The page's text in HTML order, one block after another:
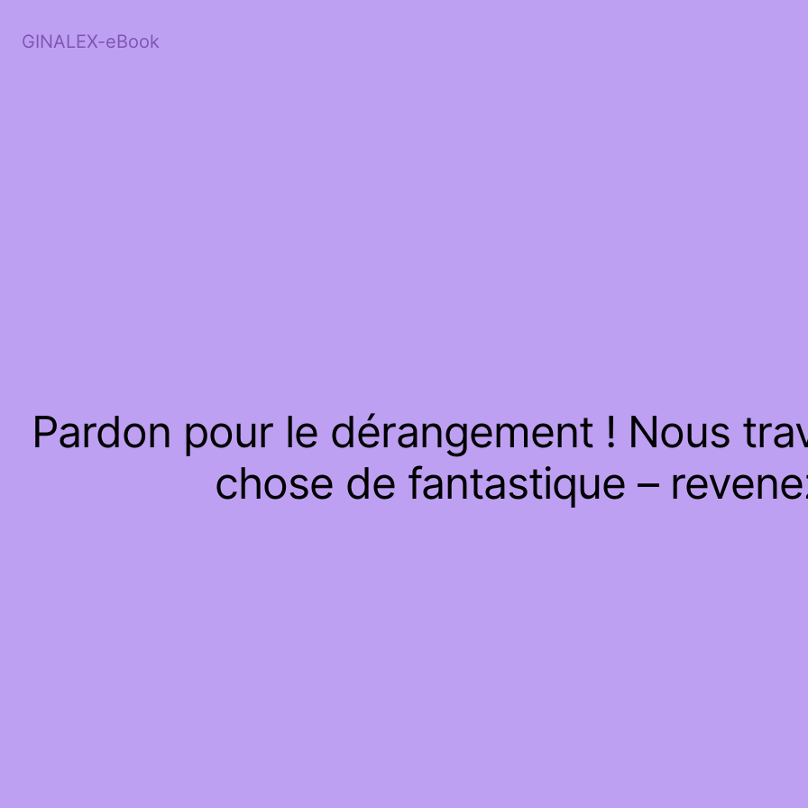
GINALEX-eBook
Pardon pour le dérangement ! Nous
chose de fantastique –